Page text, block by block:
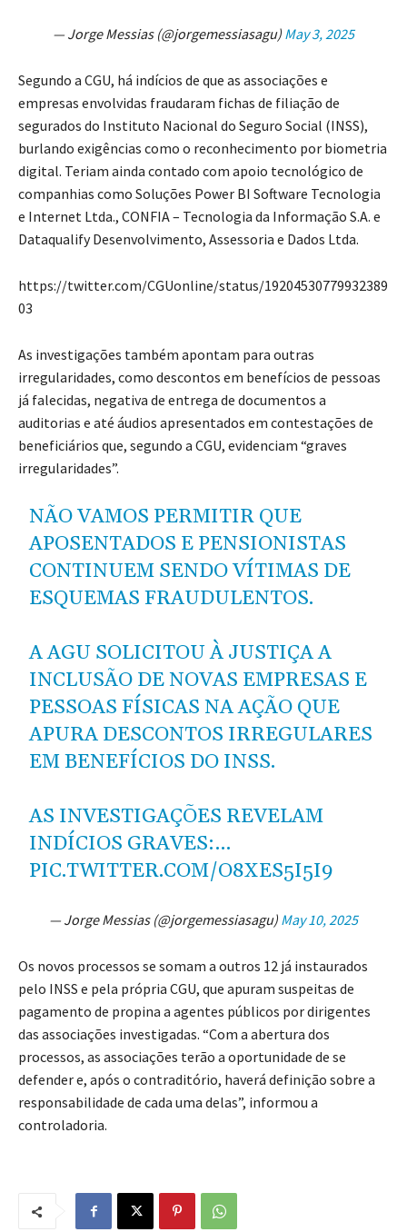
— Jorge Messias (@jorgemessiasagu) May 3, 2025
Segundo a CGU, há indícios de que as associações e
empresas envolvidas fraudaram fichas de filiação de
segurados do Instituto Nacional do Seguro Social (INSS),
burlando exigências como o reconhecimento por biometria
digital. Teriam ainda contado com apoio tecnológico de
companhias como Soluções Power BI Software Tecnologia
e Internet Ltda., CONFIA – Tecnologia da Informação S.A. e
Dataqualify Desenvolvimento, Assessoria e Dados Ltda.
https://twitter.com/CGUonline/status/19204530779932389
03
As investigações também apontam para outras
irregularidades, como descontos em benefícios de pessoas
já falecidas, negativa de entrega de documentos a
auditorias e até áudios apresentados em contestações de
beneficiários que, segundo a CGU, evidenciam “graves
irregularidades”.
NÃO VAMOS PERMITIR QUE
APOSENTADOS E PENSIONISTAS
CONTINUEM SENDO VÍTIMAS DE
ESQUEMAS FRAUDULENTOS.
A AGU SOLICITOU À JUSTIÇA A
INCLUSÃO DE NOVAS EMPRESAS E
PESSOAS FÍSICAS NA AÇÃO QUE
APURA DESCONTOS IRREGULARES
EM BENEFÍCIOS DO INSS.
AS INVESTIGAÇÕES REVELAM
INDÍCIOS GRAVES:…
PIC.TWITTER.COM/O8XES5I5I9
— Jorge Messias (@jorgemessiasagu) May 10, 2025
Os novos processos se somam a outros 12 já instaurados
pelo INSS e pela própria CGU, que apuram suspeitas de
pagamento de propina a agentes públicos por dirigentes
das associações investigadas. “Com a abertura dos
processos, as associações terão a oportunidade de se
defender e, após o contraditório, haverá definição sobre a
responsabilidade de cada uma delas”, informou a
controladoria.